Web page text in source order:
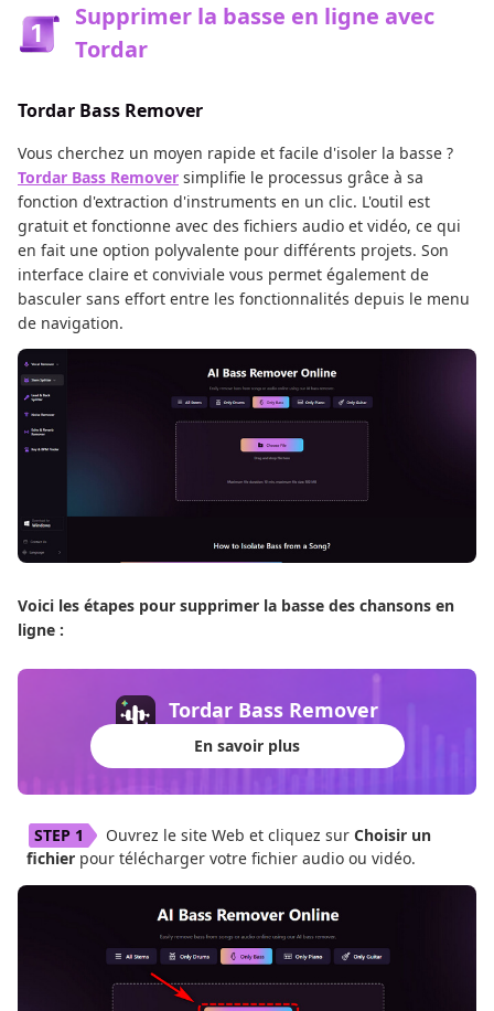
Supprimer la basse en ligne avec
Tordar
Tordar Bass Remover
Vous cherchez un moyen rapide et facile d'isoler la basse ?
Tordar Bass Remover simplifie le processus grâce à sa
fonction d'extraction d'instruments en un clic. L'outil est
gratuit et fonctionne avec des fichiers audio et vidéo, ce qui
en fait une option polyvalente pour différents projets. Son
interface claire et conviviale vous permet également de
basculer sans effort entre les fonctionnalités depuis le menu
de navigation.
Voici les étapes pour supprimer la basse des chansons en
ligne :
Tordar Bass Remover
En savoir plus
Ouvrez le site Web et cliquez sur Choisir un
fichier pour télécharger votre fichier audio ou vidéo.